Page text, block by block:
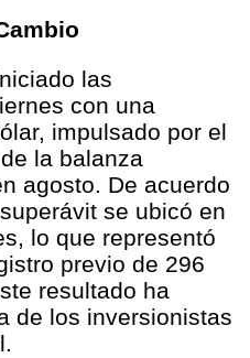
las
con una
impulsado por el
la balanza
agosto. De acuerdo
se ubicó en
lo que representó
previo de 296
resultado ha
de los inversionistas